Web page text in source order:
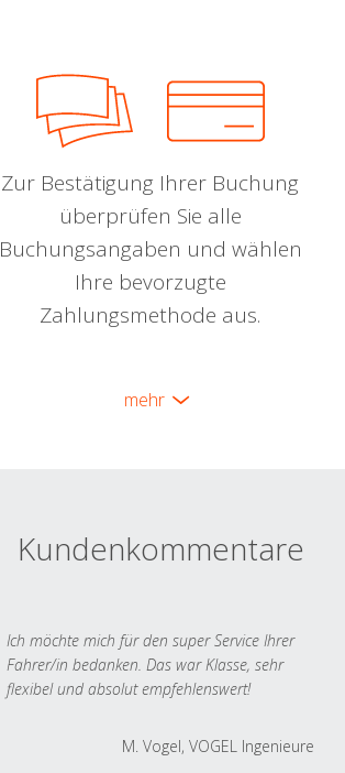
Zur Bestätigung Ihrer Buchung
überprüfen Sie alle
Buchungsangaben und wählen
Ihre bevorzugte
Zahlungsmethode aus.
mehr
Kundenkommentare
Ich möchte mich für den super Service Ihrer
Fahrer/in bedanken. Das war Klasse, sehr
flexibel und absolut empfehlenswert!
M. Vogel, VOGEL Ingenieure